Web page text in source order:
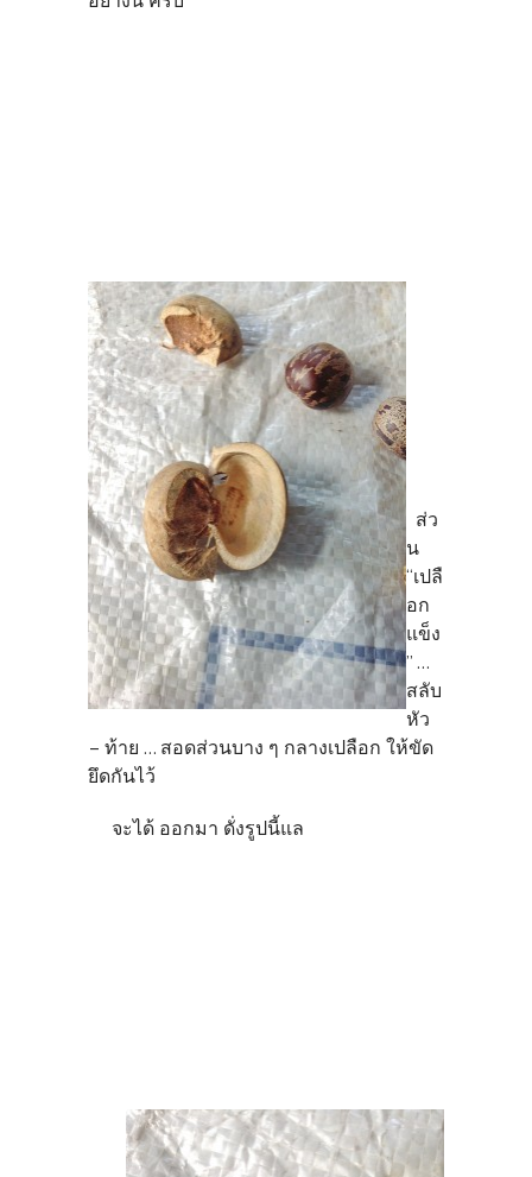
ส่ว
น
“เปลื
อก
แข็ง
” ...
สลับ
หัว
– ท้าย ... สอดส่วนบาง ๆ กลางเปลือก ให้ขัด
ยึดกันไว้
จะได้ ออกมา ดั่งรูปนี้แล